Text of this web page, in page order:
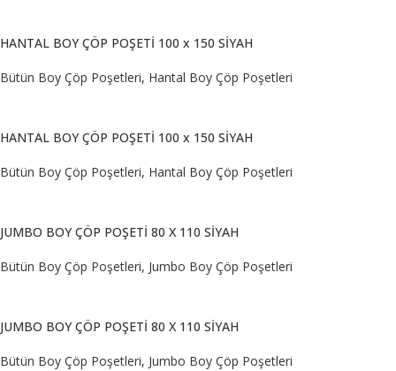
HANTAL BOY ÇÖP POŞETİ 100 x 150 SİYAH
Bütün Boy Çöp Poşetleri, Hantal Boy Çöp Poşetleri
HANTAL BOY ÇÖP POŞETİ 100 x 150 SİYAH
Bütün Boy Çöp Poşetleri, Hantal Boy Çöp Poşetleri
JUMBO BOY ÇÖP POŞETİ 80 X 110 SİYAH
Bütün Boy Çöp Poşetleri, Jumbo Boy Çöp Poşetleri
JUMBO BOY ÇÖP POŞETİ 80 X 110 SİYAH
Bütün Boy Çöp Poşetleri, Jumbo Boy Çöp Poşetleri